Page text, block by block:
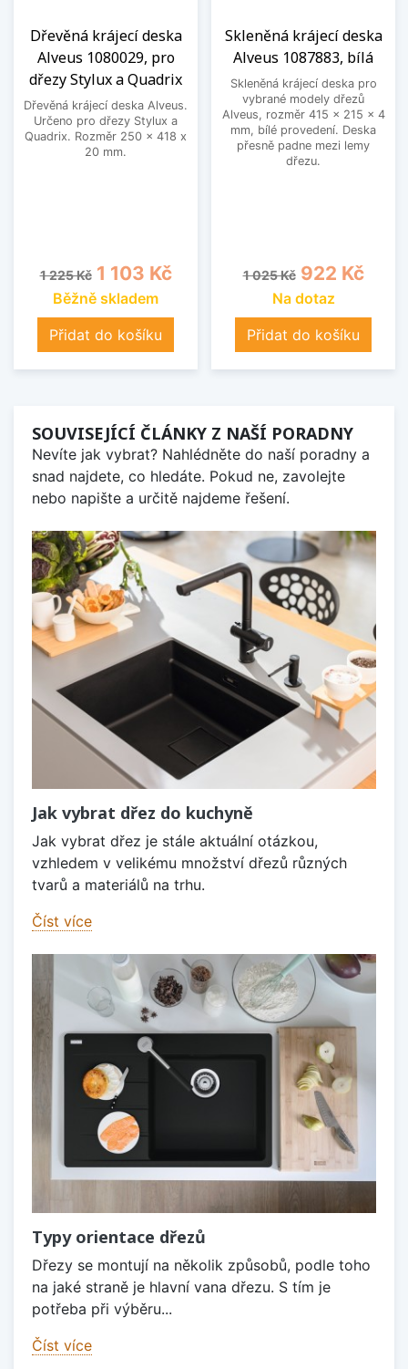
Dřevěná krájecí deska
Alveus 1080029, pro
dřezy Stylux a Quadrix
Dřevěná krájecí deska Alveus.
Určeno pro dřezy Stylux a
Quadrix. Rozměr 250 x 418 x
20 mm.
Běžná cena
1 225 Kč Cena
1 103 Kč
Běžně skladem
Přidat do košíku
Skleněná krájecí deska
Alveus 1087883, bílá
Skleněná krájecí deska pro
vybrané modely dřezů
Alveus, rozměr 415 x 215 x 4
mm, bílé provedení. Deska
přesně padne mezi lemy
dřezu.
Běžná cena
1 025 Kč Cena
922 Kč
Na dotaz
Přidat do košíku
SOUVISEJÍCÍ ČLÁNKY Z NAŠÍ PORADNY
Nevíte jak vybrat? Nahlédněte do naší poradny a
snad najdete, co hledáte. Pokud ne, zavolejte
nebo napište a určitě najdeme řešení.
Jak vybrat dřez do kuchyně
Jak vybrat dřez je stále aktuální otázkou,
vzhledem v velikému množství dřezů různých
tvarů a materiálů na trhu.
Číst více
Typy orientace dřezů
Dřezy se montují na několik způsobů, podle toho
na jaké straně je hlavní vana dřezu. S tím je
potřeba při výběru...
Číst více